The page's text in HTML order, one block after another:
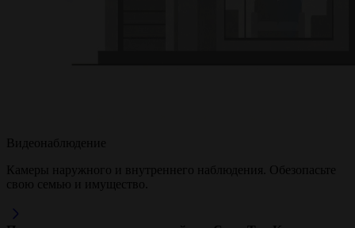
Видеонаблюдение
Камеры наружного и внутреннего наблюдения. Обезопасьте
свою семью и имущество.